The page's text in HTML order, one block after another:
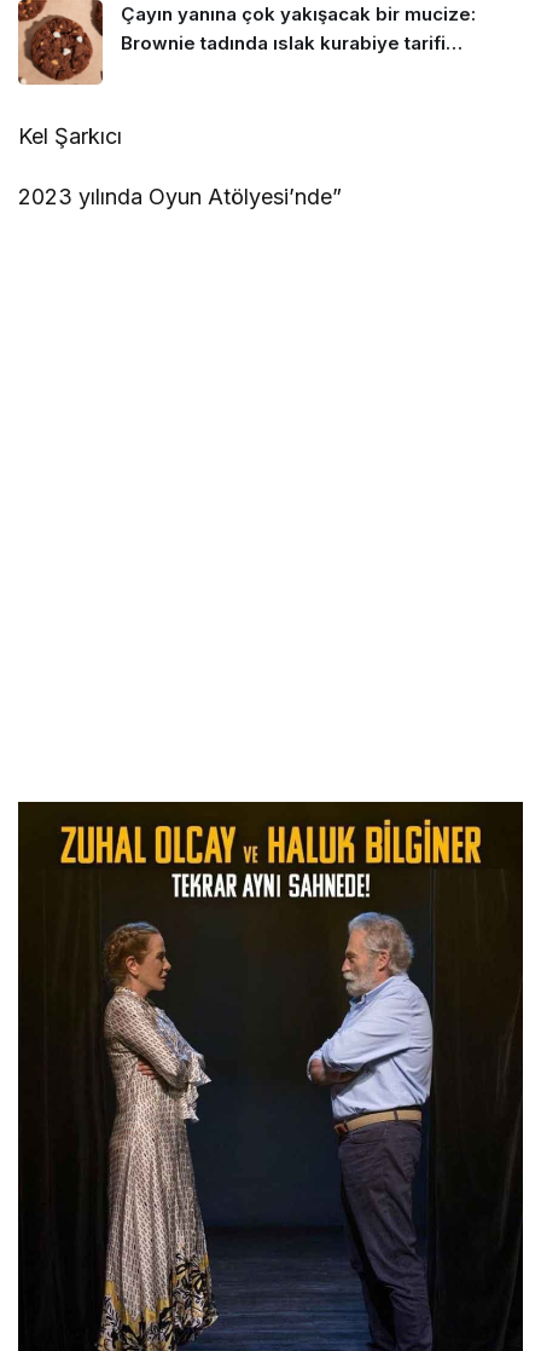
Çayın yanına çok yakışacak bir mucize:
Brownie tadında ıslak kurabiye tarifi…
Kel Şarkıcı
2023 yılında Oyun Atölyesi’nde”